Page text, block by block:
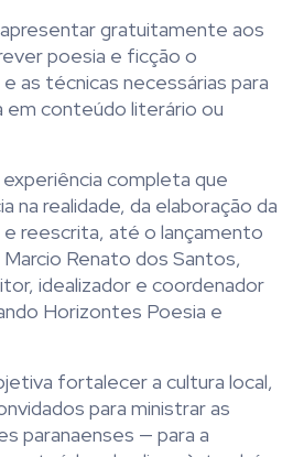
gratuitamente aos
poesia e ficção o
as técnicas necessárias para
em conteúdo literário ou
experiência completa que
na realidade, da elaboração da
e reescrita, até o lançamento
Renato dos Santos,
idealizador e coordenador
Horizontes Poesia e
fortalecer a cultura local,
para ministrar as
paranaenses — para a